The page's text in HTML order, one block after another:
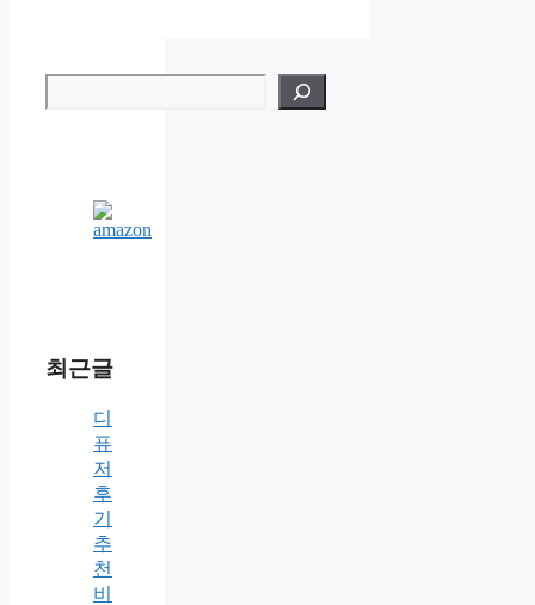
색
최근글
디
퓨
저
후
기
추
천
비